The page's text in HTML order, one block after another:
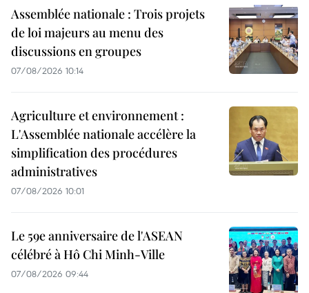
Assemblée nationale : Trois projets
de loi majeurs au menu des
discussions en groupes
07/08/2026 10:14
Agriculture et environnement :
L'Assemblée nationale accélère la
simplification des procédures
administratives
07/08/2026 10:01
Le 59e anniversaire de l'ASEAN
célébré à Hô Chi Minh-Ville
07/08/2026 09:44